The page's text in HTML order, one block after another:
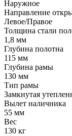
Наружное
Направление
Левое/Правое
Толщина стали
1,8 мм
Глубина полотна
115 мм
Глубина рамы
130 мм
Тип рамы
Замкнутая
Вылет наличника
55 мм
Вес
130 кг